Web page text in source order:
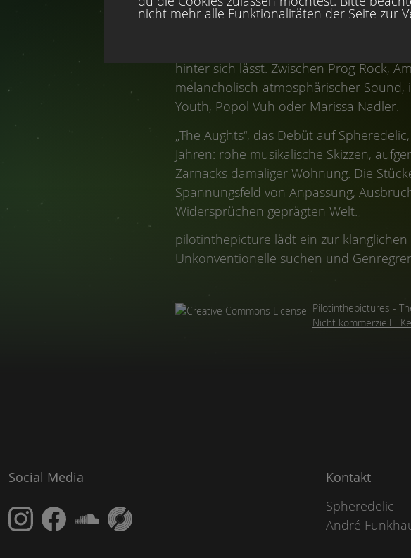
hinter sich lässt. Zwischen Prog-Rock,
melancholisch-atmosphärischer Sound,
Youth, Popol Vuh oder Marissa Nadler.
„The Aughts“, das Debüt auf
Jahren: rohe musikalische Skizzen,
Zarnacks damaliger Wohnung. Die
Spannungsfeld von Anpassung,
Widersprüchen geprägten Welt.
pilotinthepicture lädt ein zur
Unkonventionelle suchen und
Pilotinthepictures -
Nicht kommerziell -
Social Media
Kontakt
Spheredelic
André
nicht mehr alle Funktionalitäten der Seite zur